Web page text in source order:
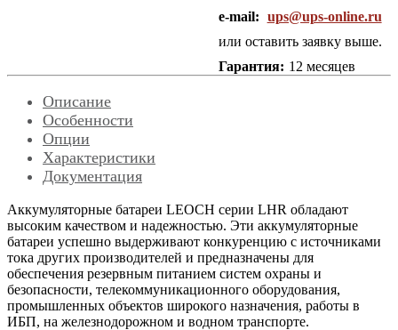
e-mail: ups@ups-online.ru
или оставить заявку выше.
Гарантия: 12 месяцев
Описание
Особенности
Опции
Характеристики
Документация
Аккумуляторные батареи LEOCH серии LHR обладают
высоким качеством и надежностью. Эти аккумуляторные
батареи успешно выдерживают конкуренцию с источниками
тока других производителей и предназначены для
обеспечения резервным питанием систем охраны и
безопасности, телекоммуникационного оборудования,
промышленных объектов широкого назначения, работы в
ИБП, на железнодорожном и водном транспорте.